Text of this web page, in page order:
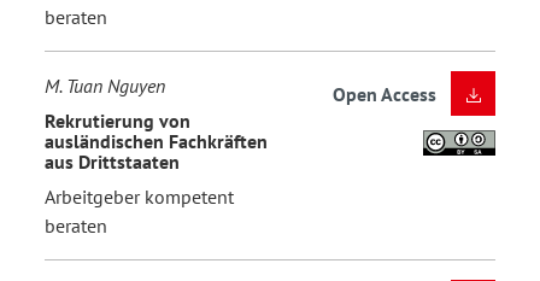
beraten
M. Tuan Nguyen
Rekrutierung von
ausländischen Fachkräften
aus Drittstaaten
Arbeitgeber kompetent
beraten
Open Access